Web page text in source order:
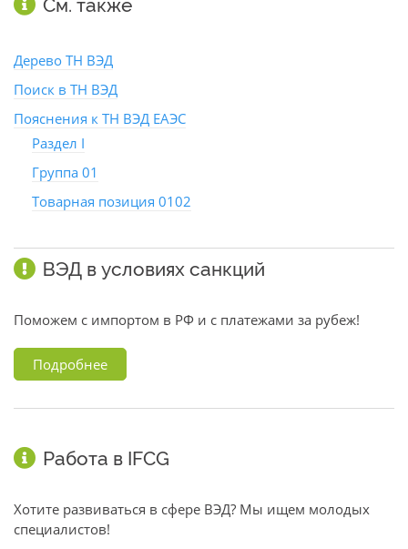
См. также
Дерево ТН ВЭД
Поиск в ТН ВЭД
Пояснения к ТН ВЭД ЕАЭС
Раздел I
Группа 01
Товарная позиция 0102
ВЭД в условиях санкций
Поможем с импортом в РФ и с платежами за рубеж!
Подробнее
Работа в IFCG
Хотите развиваться в сфере ВЭД? Мы ищем молодых
специалистов!